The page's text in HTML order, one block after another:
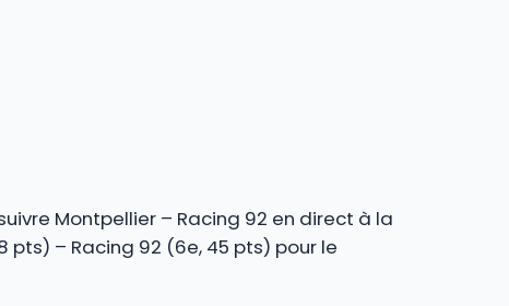
Montpellier – Racing 92 en direct à la
– Racing 92 (6e, 45 pts) pour le